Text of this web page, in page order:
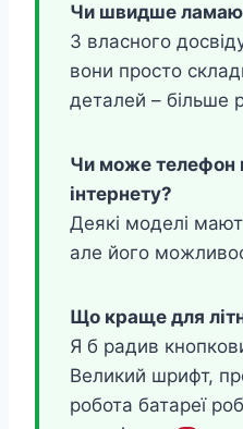
Чи швидше
З власного
вони просто
деталей – більше
Чи може телефон
інтернету?
Деякі моделі
але його
Що краще для
Я б радив
Великий шрифт,
робота батареї